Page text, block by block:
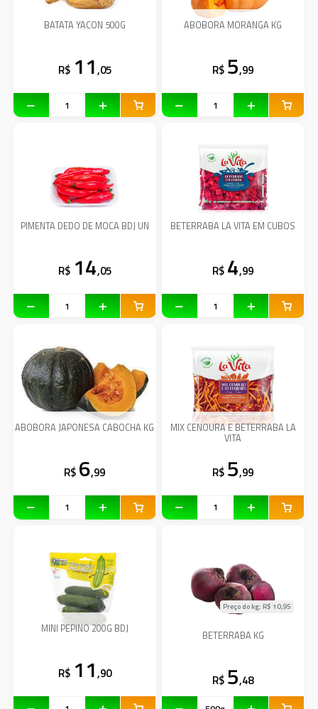
BATATA YACON 500G
R$ 11,05
ABOBORA MORANGA KG
R$ 5,99
PIMENTA DEDO DE MOCA BDJ UN
R$ 14,05
BETERRABA LA VITA EM CUBOS
R$ 4,99
ABOBORA JAPONESA CABOCHA KG
R$ 6,99
MIX CENOURA E BETERRABA LA
VITA
R$ 5,99
MINI PEPINO 200G BDJ
R$ 11,90
BETERRABA KG
Preço do kg: R$ 10,95
R$ 5,48